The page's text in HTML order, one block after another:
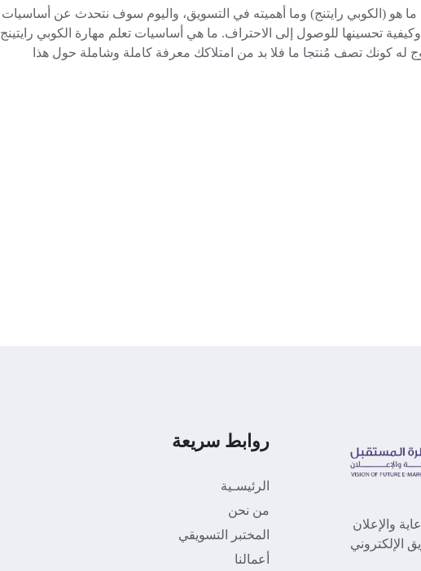
ما هو (الكوبي رايتنج) وما أهميته في التسويق، واليوم سوف نتحدث عن أساسيات
وكيفية تحسينها للوصول إلى الاحتراف. ما هي أساسيات تعلم مهارة الكوبي رايتينج
له كونك تصف مُنتجا ما فلا بد من امتلاكك معرفة كاملة وشاملة حول هذا
والإعلان
الإلكتروني
روابط سريعة
الرئيسـية
من نحن
المختبر التسويقي
أعمالنا